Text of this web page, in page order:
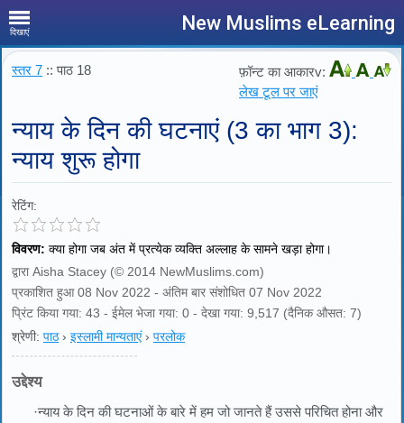
दिखाएं New Muslims eLearning
स्तर 7 :: पाठ 18
फ़ॉन्ट का आकारv:
लेख टूल पर जाएं
न्याय के दिन की घटनाएं (3 का भाग 3):
न्याय शुरू होगा
रेटिंग:
विवरण: क्या होगा जब अंत में प्रत्येक व्यक्ति अल्लाह के सामने खड़ा होगा।
द्वारा Aisha Stacey (© 2014 NewMuslims.com)
प्रकाशित हुआ 08 Nov 2022 - अंतिम बार संशोधित 07 Nov 2022
प्रिंट किया गया: 43 - ईमेल भेजा गया: 0 - देखा गया: 9,517 (दैनिक औसत: 7)
श्रेणी: पाठ› इस्लामी मान्यताएं› परलोक
उद्देश्य
·न्याय के दिन की घटनाओं के बारे में हम जो जानते हैं उससे परिचित होना और